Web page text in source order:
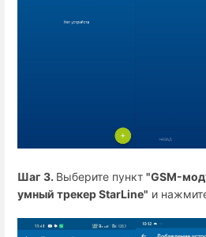
Шаг 3. Выберите пункт "GSM-
умный трекер StarLine" и